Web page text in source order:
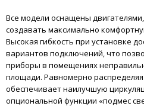
Все модели оснащены
создавать максимально
Высокая гибкость при установке
вариантов подключений, что
приборы в помещениях
площади. Равномерно
обеспечивает наилучшую
опциональной функции «подмес